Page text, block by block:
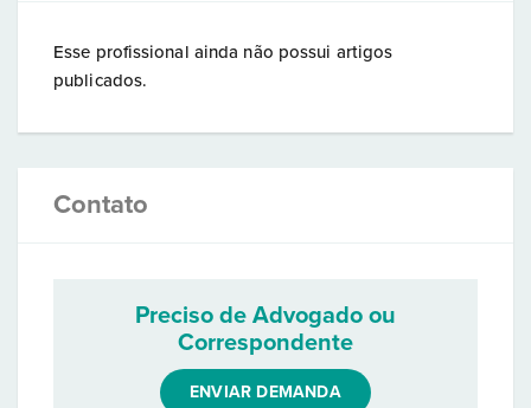
Esse profissional ainda não possui artigos
publicados.
Contato
Preciso de Advogado ou
Correspondente
ENVIAR DEMANDA